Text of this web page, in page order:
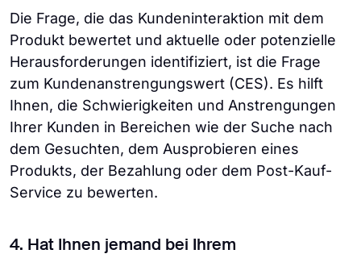
Die Frage, die das Kundeninteraktion mit dem
Produkt bewertet und aktuelle oder potenzielle
Herausforderungen identifiziert, ist die Frage
zum Kundenanstrengungswert (CES). Es hilft
Ihnen, die Schwierigkeiten und Anstrengungen
Ihrer Kunden in Bereichen wie der Suche nach
dem Gesuchten, dem Ausprobieren eines
Produkts, der Bezahlung oder dem Post-Kauf-
Service zu bewerten.
4. Hat Ihnen jemand bei Ihrem